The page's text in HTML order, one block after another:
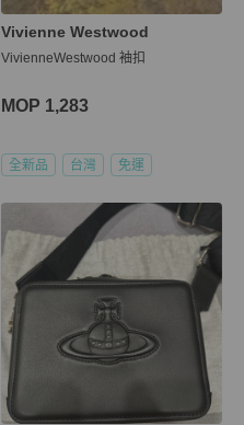
Vivienne Westwood
VivienneWestwood 袖扣
MOP 1,283
全新品 台灣 免運